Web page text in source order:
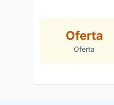
Oferta
Oferta